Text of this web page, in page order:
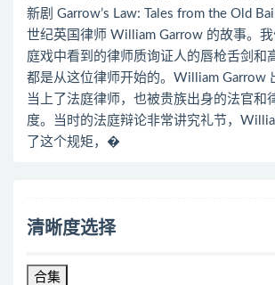
新剧 Garrow’s Law: Tales from the Old
世纪英国律师 William Garrow 的故事。
庭戏中看到的律师质询证人的唇枪舌剑和
都是从这位律师开始的。William Garrow
当上了法庭律师，也被贵族出身的法官和
度。当时的法庭辩论非常讲究礼节，
了这个规矩，�
清晰度选择
合集